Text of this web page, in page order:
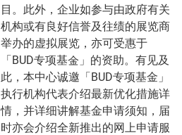
目。此外，企业如参与由政府有关
机构或有良好信誉及往绩的展览商
举办的虚拟展览，亦可受惠于
「BUD专项基金」的资助。有见及
此，本中心诚邀「BUD专项基金」
执行机构代表介绍最新优化措施详
情，并详细讲解基金申请须知，届
时亦会介绍全新推出的网上申请服